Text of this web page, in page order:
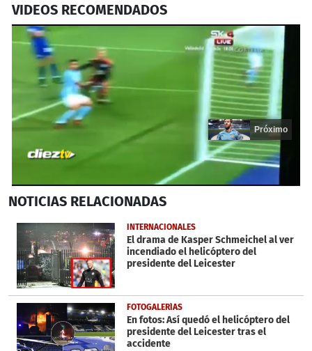
VIDEOS RECOMENDADOS
seconds
15
seconds
Próximo
NOTICIAS RELACIONADAS
INTERNACIONALES
El drama de Kasper Schmeichel al ver
incendiado el helicóptero del
presidente del Leicester
FOTOGALERÍAS
En fotos: Así quedó el helicóptero del
presidente del Leicester tras el
accidente